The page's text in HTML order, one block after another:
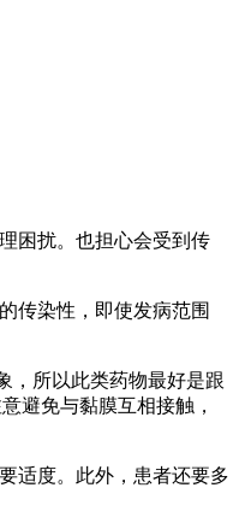
困扰。也担心会受到传
传染性，即使发病范围
，所以此类药物最好是跟
避免与黏膜互相接触，
适度。此外，患者还要多